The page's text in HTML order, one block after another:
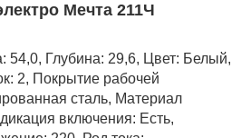
Мечта 211Ч
54,0, Глубина: 29,6, Цвет: Белый,
2, Покрытие рабочей
сталь, Материал
включения: Есть,